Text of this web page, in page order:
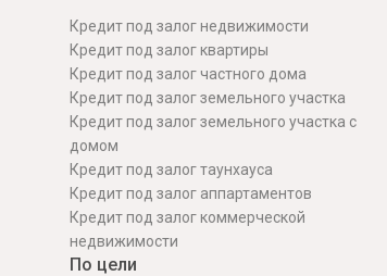
Кредит под залог недвижимости
Кредит под залог квартиры
Кредит под залог частного дома
Кредит под залог земельного участка
Кредит под залог земельного участка с
домом
Кредит под залог таунхауса
Кредит под залог аппартаментов
Кредит под залог коммерческой
недвижимости
По цели